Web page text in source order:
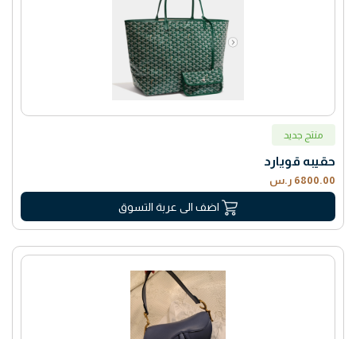
منتج جديد
حقيبه قويارد
6800.00 ر.س
اضف الى عربة التسوق